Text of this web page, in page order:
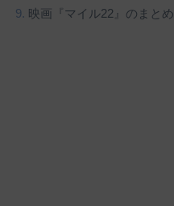
映画『マイル22』のまとめ